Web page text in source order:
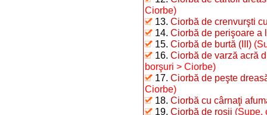
Ciorbe)
13. Ciorbă de crenvurşti
14. Ciorbă de perişoare a
15. Ciorbă de burtă (III)
16. Ciorbă de varză acră
borşuri > Ciorbe)
17. Ciorbă de peşte
Ciorbe)
18. Ciorbă cu cârnaţi
19. Ciorbă de roşii (Supe,